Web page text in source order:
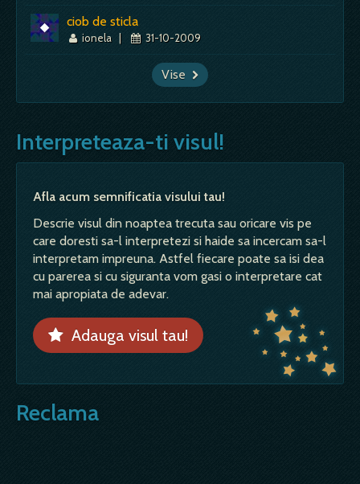
ciob de sticla
ionela | 31-10-2009
Vise
Interpreteaza-ti visul!
Afla acum semnificatia visului tau!
Descrie visul din noaptea trecuta sau oricare vis pe
care doresti sa-l interpretezi si haide sa incercam sa-l
interpretam impreuna. Astfel fiecare poate sa isi dea
cu parerea si cu siguranta vom gasi o interpretare cat
mai apropiata de adevar.
Adauga visul tau!
Reclama